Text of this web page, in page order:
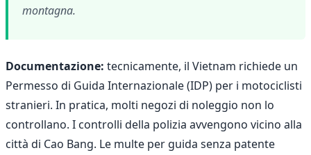
montagna.
Documentazione: tecnicamente, il Vietnam richiede un
Permesso di Guida Internazionale (IDP) per i motociclisti
stranieri. In pratica, molti negozi di noleggio non lo
controllano. I controlli della polizia avvengono vicino alla
città di Cao Bang. Le multe per guida senza patente